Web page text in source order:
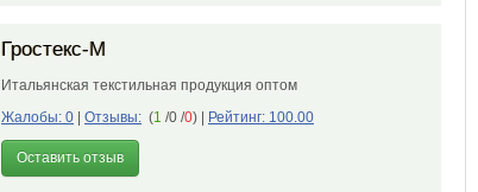
Гростекс-М
Итальянская текстильная продукция оптом
Жалобы: 0
Отзывы: (1 /0 /0) Рейтинг: 100.00
Оставить отзыв